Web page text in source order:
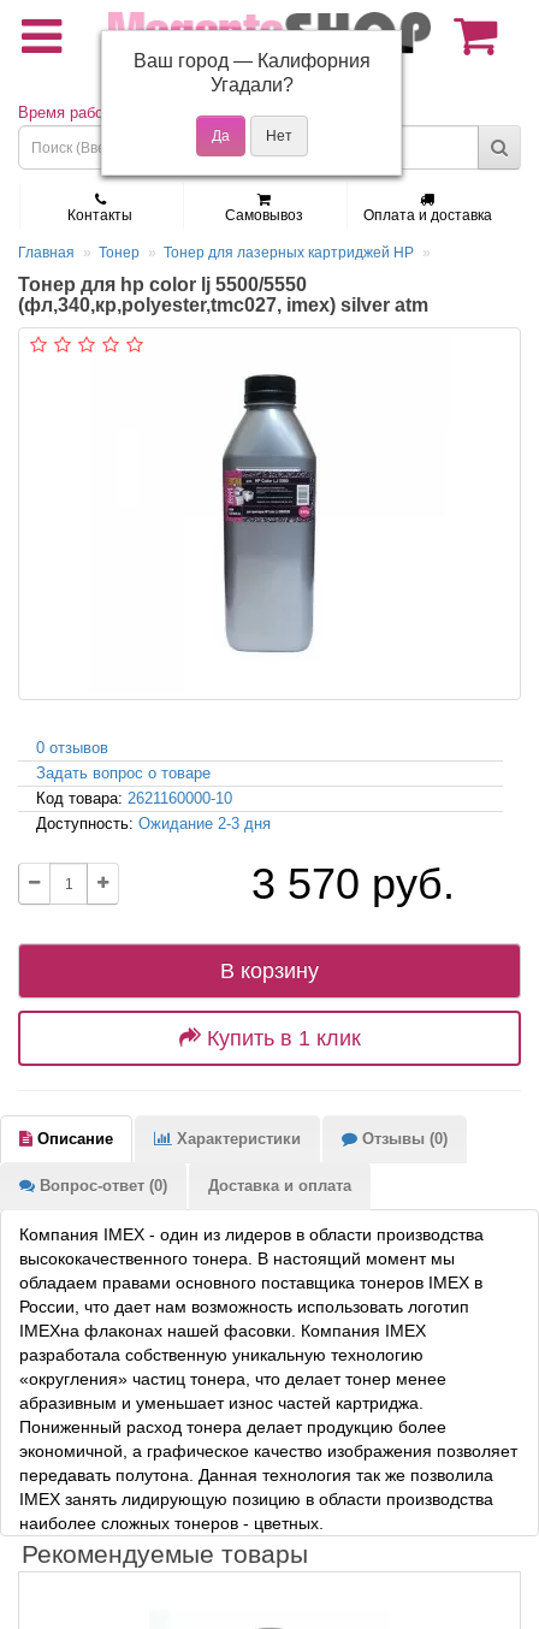
(495) 150-01-37
Время работы: Пн - Пт 9:30 - 19:00
Контакты Самовывоз Оплата и доставка
Главная Тонер Тонер для лазерных картриджей HP
Тонер для hp color lj 5500/5550
(фл,340,кр,polyester,tmc027, imex) silver atm
0 отзывов
Задать вопрос о товаре
Код товара: 2621160000-10
Доступность: Ожидание 2-3 дня
3 570 руб.
В корзину
Купить в 1 клик
Описание Характеристики Отзывы (0)
Вопрос-ответ (0) Доставка и оплата
Компания IMEX - один из лидеров в области производства
высококачественного тонера. В настоящий момент мы
обладаем правами основного поставщика тонеров IMEX в
России, что дает нам возможность использовать логотип
IMEXна флаконах нашей фасовки. Компания IMEX
разработала собственную уникальную технологию
«округления» частиц тонера, что делает тонер менее
абразивным и уменьшает износ частей картриджа.
Пониженный расход тонера делает продукцию более
экономичной, а графическое качество изображения позволяет
передавать полутона. Данная технология так же позволила
IMEX занять лидирующую позицию в области производства
наиболее сложных тонеров - цветных.
Рекомендуемые товары
Ваш город — Калифорния
Угадали?